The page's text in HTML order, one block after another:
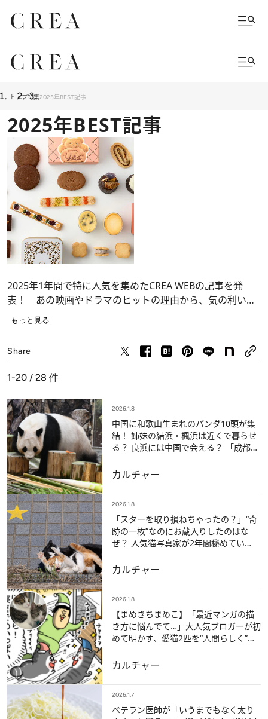
トップ特集2025年BEST記事
2025年BEST記事
2025年1年間で特に人気を集めたCREA WEBの記事を発
表！ あの映画やドラマのヒットの理由から、気の利いた
手土産、そして、じっくり読みたい注目の人のインタビュ
もっと見る
Share
1-20 / 28 件
2026.1.8
中国に和歌山生まれのパンダ10頭が集
結！ 姉妹の結浜・楓浜は近くで暮らせ
る？ 良浜には中国で会える？ 「成都基
事2025】
カルチャー
2026.1.8
「スターを取り損ねちゃったの？」“奇
跡の一枚”なのにお蔵入りしたのはな
ぜ？ 人気猫写真家が2年間秘めてい
2025】
カルチャー
2026.1.8
【まめきちまめこ】「最近マンガの描
き方に悩んでて…」大人気ブロガーが初
めて明かす、愛猫2匹を“人間らしく”描
カルチャー
2026.1.7
ベテラン医師が「いうまでもなく太り